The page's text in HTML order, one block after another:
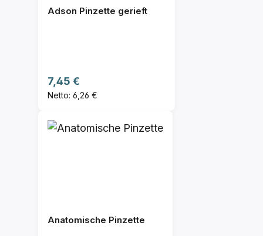
Adson Pinzette gerieft
Regulärer Preis:
7,45 €
Netto: 6,26 €
Anatomische Pinzette